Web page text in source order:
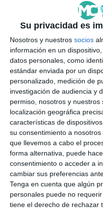
Su privacidad es
Nosotros y nuestros socios
información en un
datos personales, como
estándar enviada por un
personalizado, medición de
investigación de audiencia y
permiso, nosotros y
localización geográfica
características de
su consentimiento a
que llevemos a cabo el
forma alternativa, puede
consentimiento o acceder a
cambiar sus preferencias
Tenga en cuenta que algún
personales puede no
tiene el derecho de rechazar
to
ACTUALIDAD
Mijas
de ‘big
oferta
ACTUALIDAD
Mijas
turístico
ACTUALIDAD